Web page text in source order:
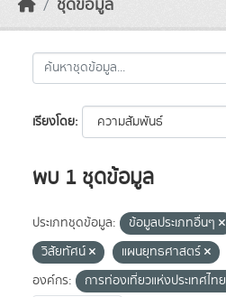
ชุดข้อมูล
เรียงโดย
พบ 1 ชุดข้อมูล
ประเภทชุดข้อมูล: ข้อมูลประเภทอื่นๆ
วิสัยทัศน์
แผนยุทธศาสตร์
องค์กร:
การท่องเที่ยวแห่งประเทศไทย